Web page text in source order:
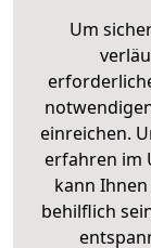
Um
einreichen.
erfahren im
kann
behilflich